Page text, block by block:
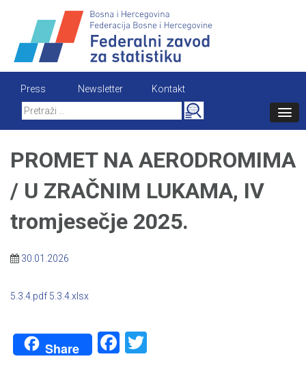
content
Press Newsletter
Kontakt
Search
for:
PROMET NA AERODROMIMA
/ U ZRAČNIM LUKAMA, IV
tromjesečje 2025.
30.01.2026
5.3.4.pdf 5.3.4.xlsx
Share Facebook